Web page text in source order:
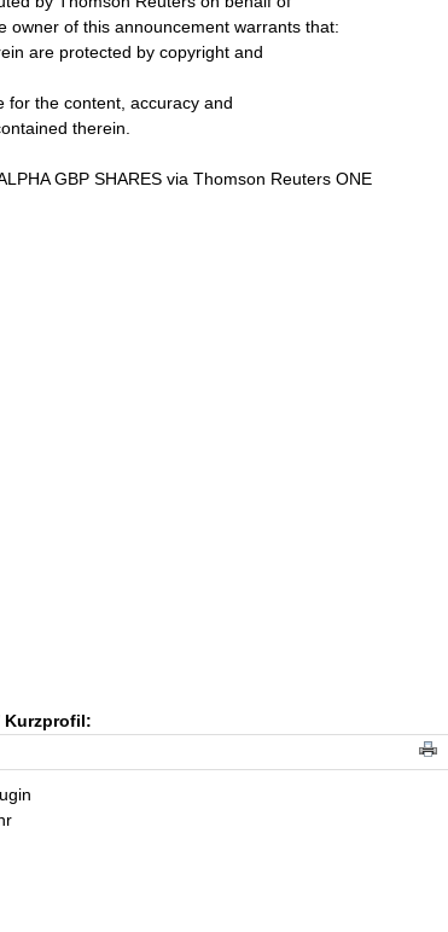
owner of this announcement warrants that:
are protected by copyright and
for the content, accuracy and
therein.
GBP SHARES via Thomson Reuters ONE
Kurzprofil: